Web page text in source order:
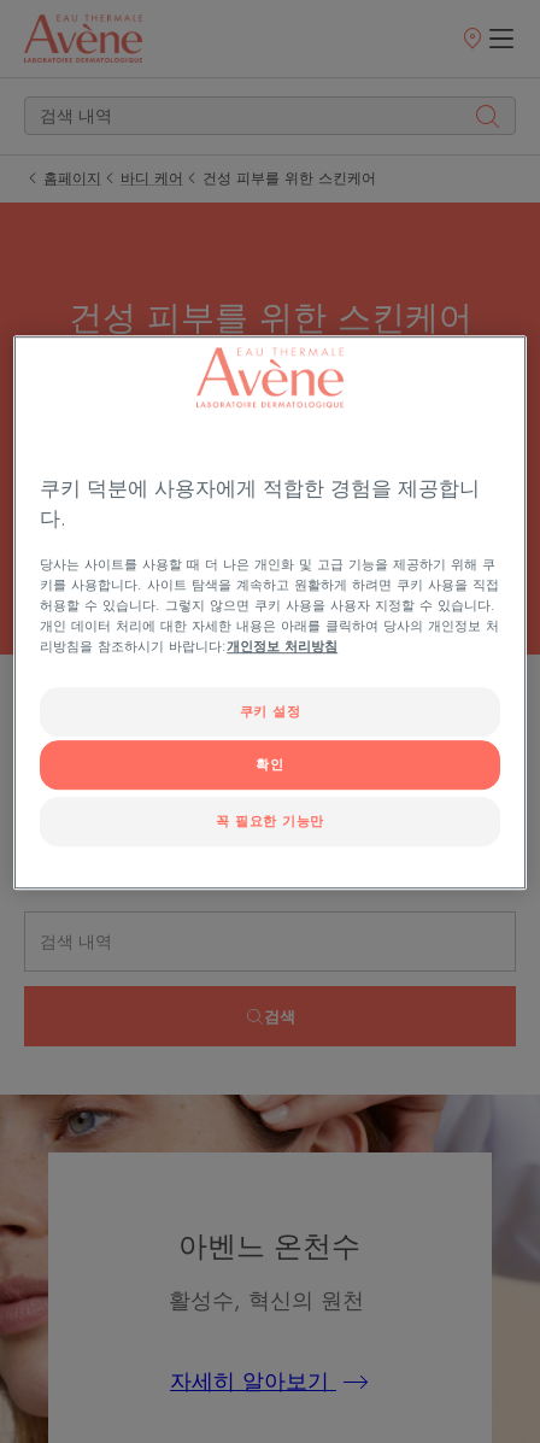
판
홈페이지 바디 케어 건성 피부를 위한 스킨케어
건성 피부를 위한 스킨케어
건성 피부부터 건성 피부까지 영양을 공급하는 전
문가로서 독자적인 포뮬라와 풍부한 텍스처로 피부
사용하면 가려움증과 압박감을 줄이는 데 도움이
0 결과 "건성 피부를 위한 스킨케어"
검색
아벤느 온천수
활성수, 혁신의 원천
자세히 알아보기
쿠키 덕분에 사용자에게 적합한 경험을 제공합니
다.
당사는 사이트를 사용할 때 더 나은 개인화 및 고급 기능을 제공하기 위해 쿠
키를 사용합니다. 사이트 탐색을 계속하고 원활하게 하려면 쿠키 사용을 직접
허용할 수 있습니다. 그렇지 않으면 쿠키 사용을 사용자 지정할 수 있습니다.
개인 데이터 처리에 대한 자세한 내용은 아래를 클릭하여 당사의 개인정보 처
리방침을 참조하시기 바랍니다:개인정보 처리방침
쿠키 설정
꼭 필요한 기능만
확인